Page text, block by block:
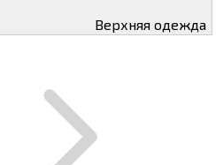
Верхняя одежда